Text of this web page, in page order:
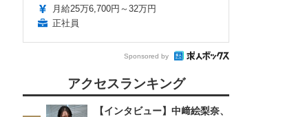
月給25万6,700円～32万円
正社員
Sponsored by
アクセスランキング
【インタビュー】中﨑絵梨奈、